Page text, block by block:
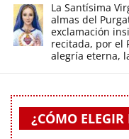
La Santísima
almas del
exclamación
recitada, por el
alegría eterna,
¿CÓMO